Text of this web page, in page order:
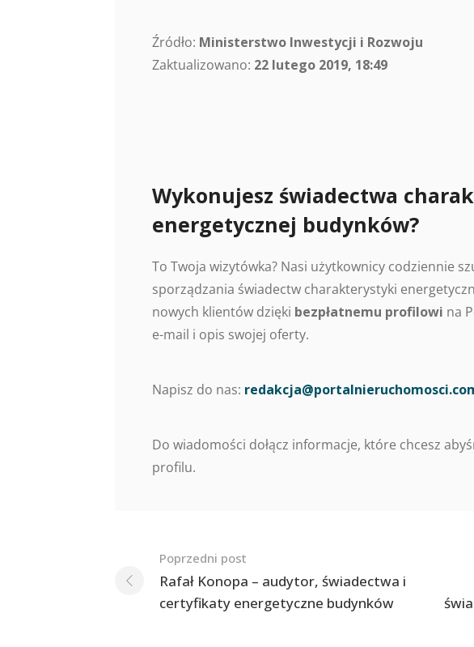
Źródło: Ministerstwo Inwestycji i Rozwoju
Zaktualizowano: 22 lutego 2019, 18:49
Wykonujesz świadectwa
energetycznej budynków?
To Twoja wizytówka? Nasi użytkownicy codziennie
sporządzania świadectw charakterystyki
nowych klientów dzięki bezpłatnemu profilowi na
e-mail i opis swojej oferty.
Napisz do nas:
Do wiadomości dołącz informacje, które chcesz
profilu.
Nawigacja
po
postach
Poprzedni post
Rafał Konopa – audytor, świadectwa i
certyfikaty energetyczne budynków